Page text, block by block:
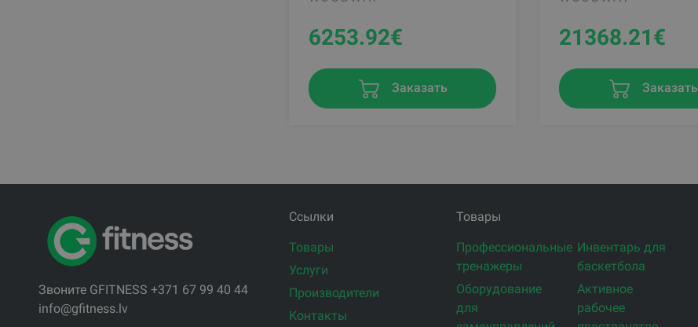
6253.92€
Заказать
21368.21€
Заказать
Звоните GFITNESS +371 67 99 40 44
info@gfitness.lv
Ссылки
Товары
Услуги
Производители
Контакты
Товары
Профессиональные
тренажеры
Оборудование
для
Инвентарь для
баскетбола
Активное
рабочее